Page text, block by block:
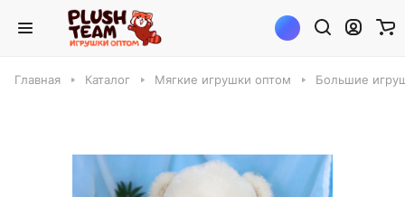
Главная Каталог Мягкие игрушки оптом Большие